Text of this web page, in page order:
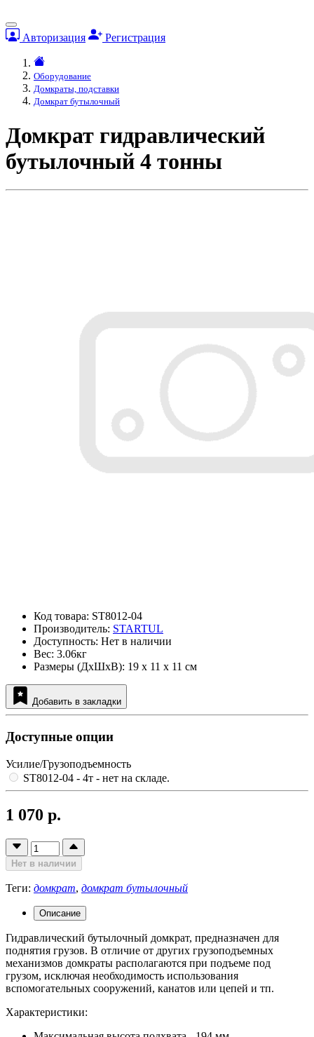
Авторизация Регистрация
Оборудование
Домкраты, подставки
Домкрат бутылочный
Домкрат гидравлический
бутылочный 4 тонны
Код товара: ST8012-04
Производитель: STARTUL
Доступность: Нет в наличии
Вес: 3.06кг
Размеры (ДxШxВ): 19 x 11 x 11 см
Добавить в закладки
Доступные опции
Усилие/Грузоподъемность
ST8012-04 - 4т - нет на складе.
1 070 р.
Нет в наличии
Теги: домкрат, домкрат бутылочный
Описание
Гидравлический бутылочный домкрат, предназначен для
поднятия грузов. В отличие от других грузоподъемных
механизмов домкраты располагаются при подъеме под
грузом, исключая необходимость использования
вспомогательных сооружений, канатов или цепей и тп.
Характеристики: